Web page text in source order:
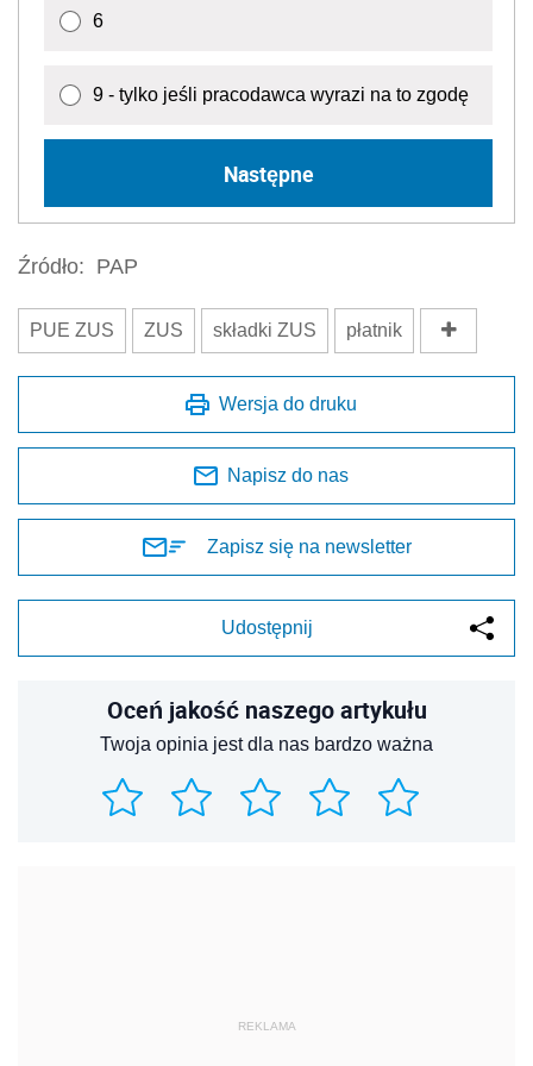
6
9 - tylko jeśli pracodawca wyrazi na to zgodę
Następne
Źródło: PAP
PUE ZUS ZUS składki ZUS płatnik
Wersja do druku
Napisz do nas
Zapisz się na newsletter
Udostępnij
Oceń jakość naszego artykułu
Twoja opinia jest dla nas bardzo ważna
REKLAMA